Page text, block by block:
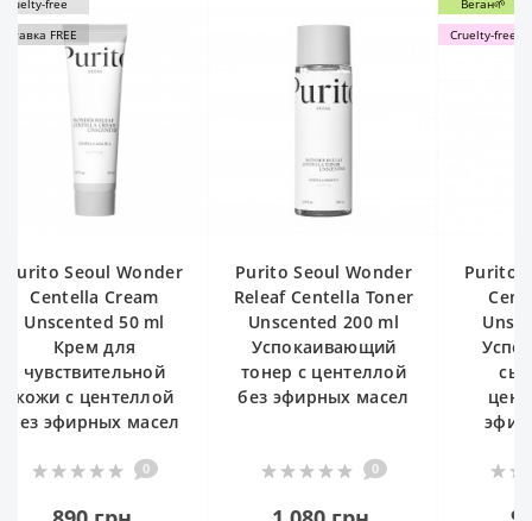
ml
Purito Seoul Wonder
Releaf Centella Toner
Unscented 200 ml
Успокаивающий
тонер с центеллой
без эфирных масел
Purito Seoul Wonder
Centella Serum
Unscented 60 ml
Успокаивающая
сыворотка с
центеллой без
эфирных масел